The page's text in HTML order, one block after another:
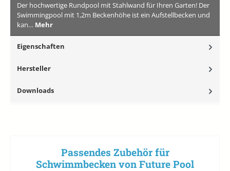
Der hochwertige Rundpool mit Stahlwand für Ihren Garten! Der
Swimmingpool mit 1,2m Beckenhöhe ist ein Aufstellbecken und
kan… Mehr
Eigenschaften
Hersteller
Downloads
Passendes Zubehör für
Schwimmbecken von Future Pool